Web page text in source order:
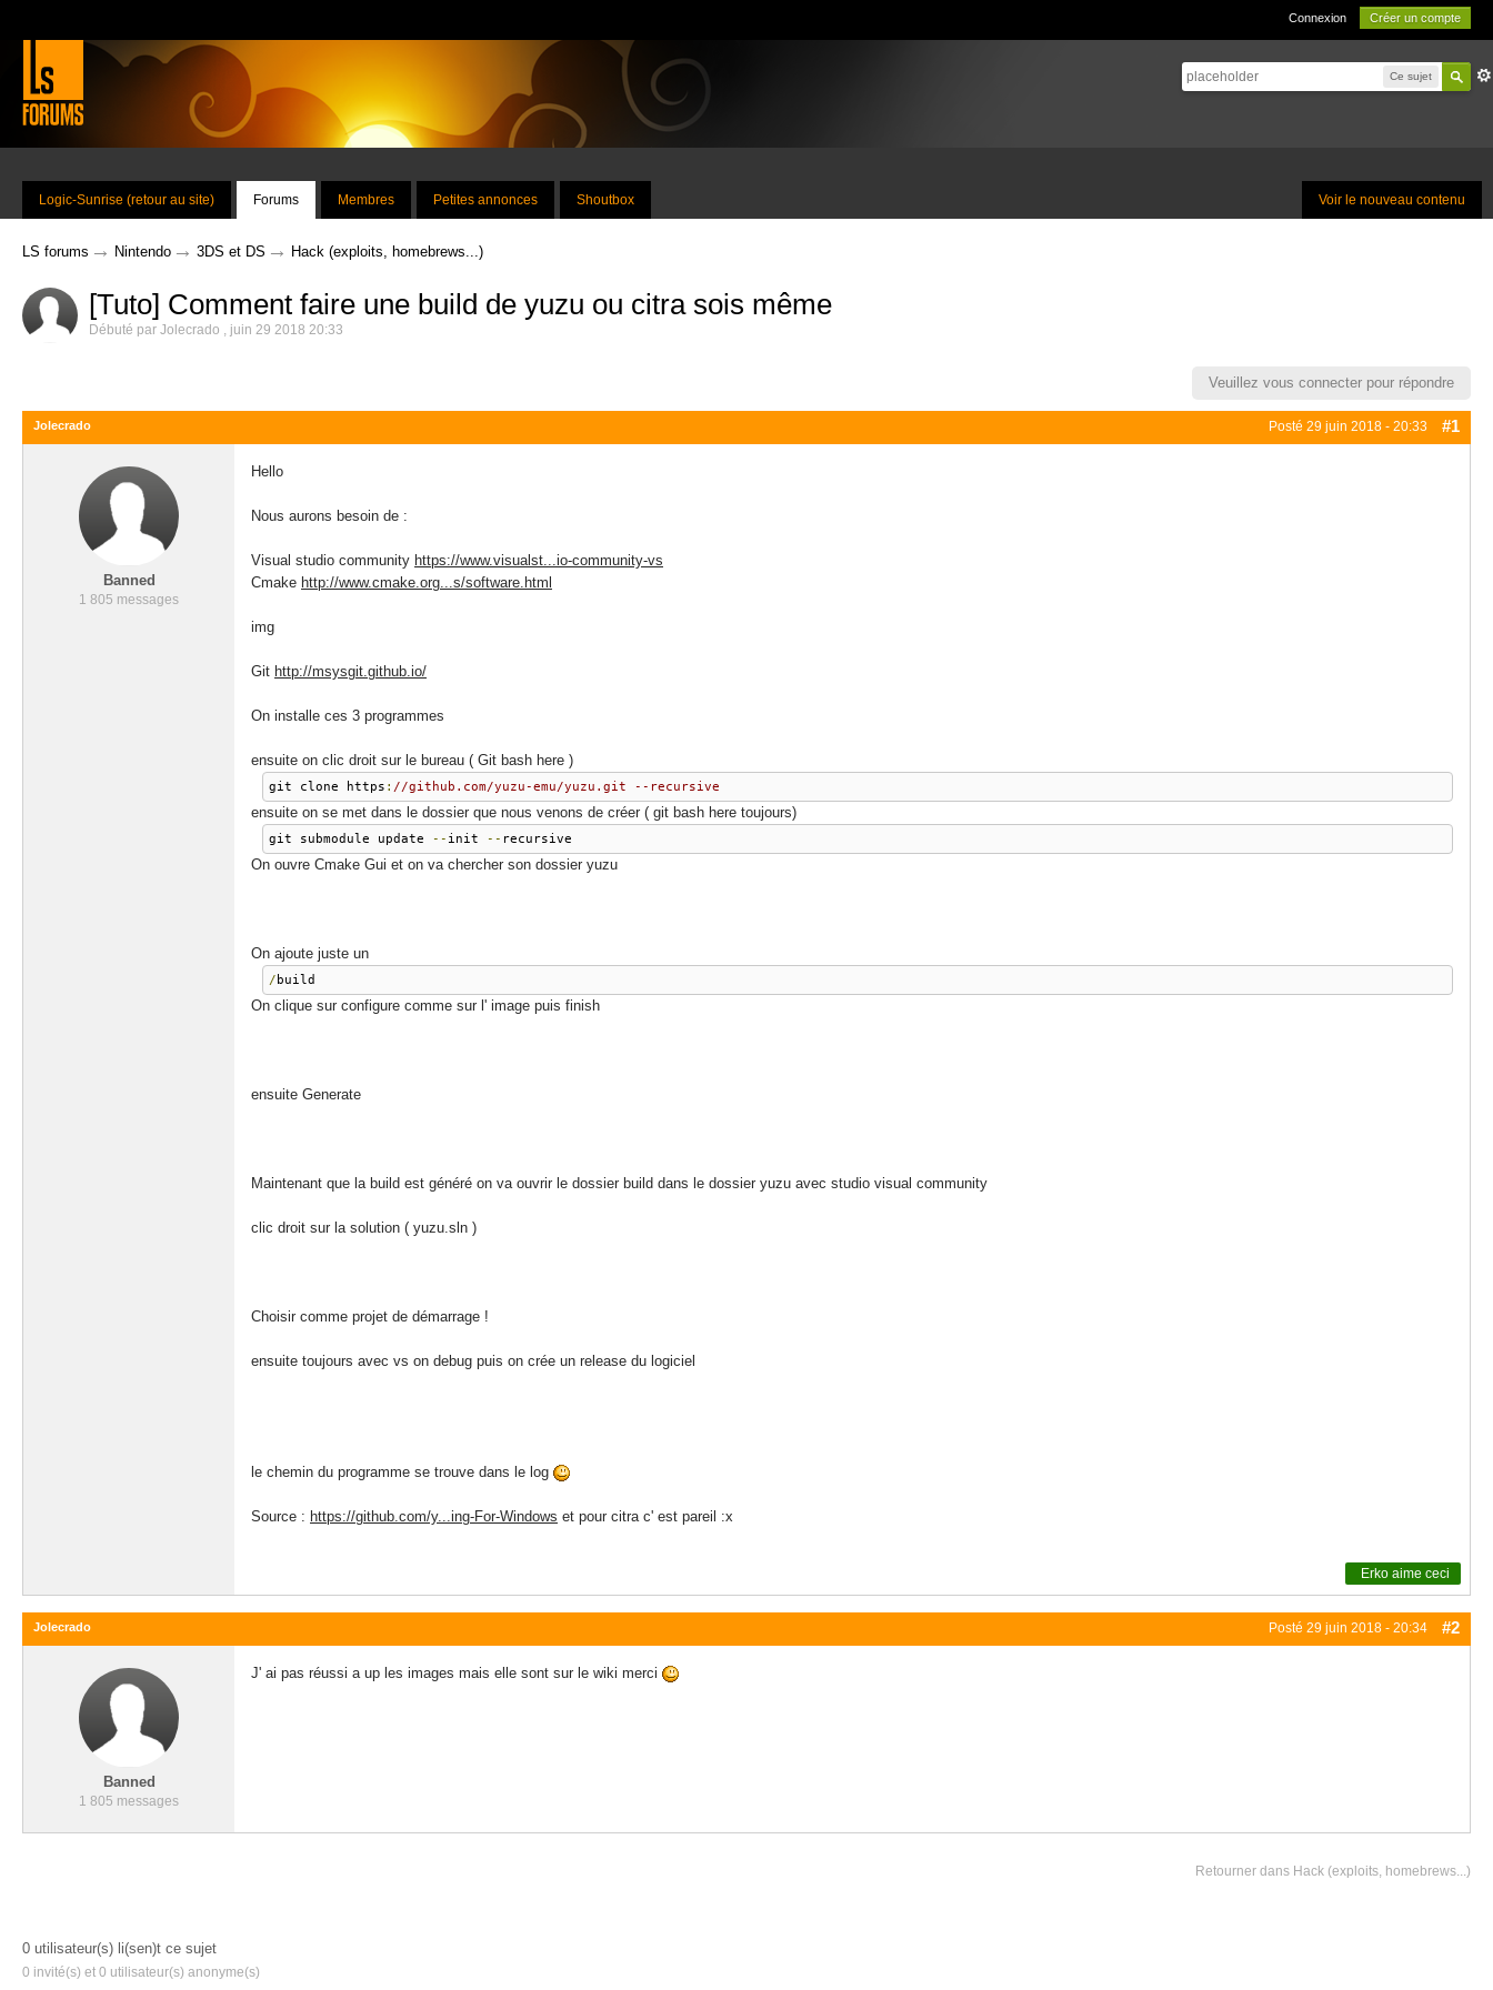
Connexion Créer un compte
Ce sujet
Voir le nouveau contenu
Logic-Sunrise (retour au site) Forums Membres Petites annonces Shoutbox
LS forums → Nintendo → 3DS et DS → Hack (exploits, homebrews...)
[Tuto] Comment faire une build de yuzu ou citra sois même
Débuté par Jolecrado , juin 29 2018 20:33
Veuillez vous connecter pour répondre
Posté 29 juin 2018 - 20:33 #1
Jolecrado
Banned
1 805 messages
Hello
Nous aurons besoin de :
Visual studio community https://www.visualst...io-community-vs
Cmake http://www.cmake.org...s/software.html
img
Git http://msysgit.github.io/
On installe ces 3 programmes
ensuite on clic droit sur le bureau ( Git bash here )
git clone https : //github.com/yuzu-emu/yuzu.git --recursive
ensuite on se met dans le dossier que nous venons de créer ( git bash here toujours)
git submodule update -- init -- recursive
On ouvre Cmake Gui et on va chercher son dossier yuzu
On ajoute juste un
/ build
On clique sur configure comme sur l' image puis finish
ensuite Generate
Maintenant que la build est généré on va ouvrir le dossier build dans le dossier yuzu avec studio visual community
clic droit sur la solution ( yuzu.sln )
Choisir comme projet de démarrage !
ensuite toujours avec vs on debug puis on crée un release du logiciel
le chemin du programme se trouve dans le log
Source : https://github.com/y...ing-For-Windows et pour citra c' est pareil :x
Erko aime ceci
Posté 29 juin 2018 - 20:34 #2
Jolecrado
Banned
1 805 messages
J' ai pas réussi a up les images mais elle sont sur le wiki merci
Retourner dans Hack (exploits, homebrews...)
0 utilisateur(s) li(sen)t ce sujet
0 invité(s) et 0 utilisateur(s) anonyme(s)